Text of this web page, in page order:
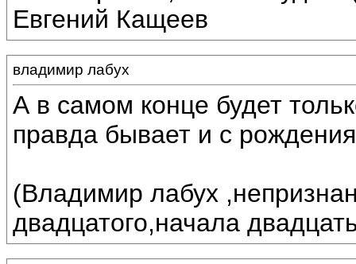
Евгений Кащеев
владимир лабух
А в самом конце будет
правда бывает и с
(Владимир лабух
двадцатого,начала